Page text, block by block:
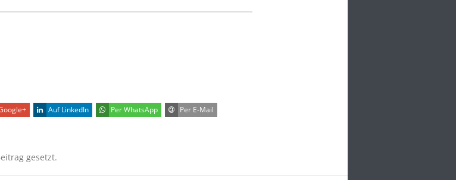
Auf LinkedIn Per WhatsApp Per E-Mail
gesetzt.